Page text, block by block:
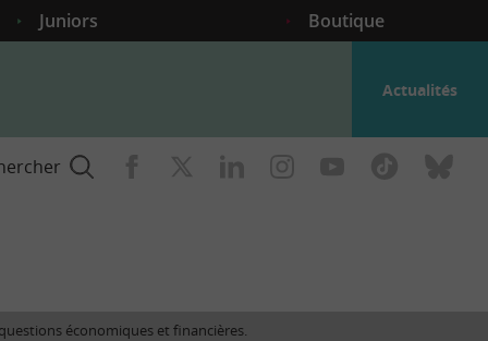
Juniors Boutique
Actualités
économiques et financières.